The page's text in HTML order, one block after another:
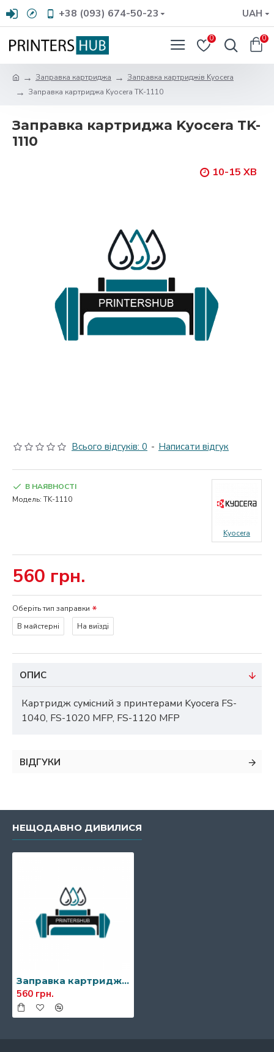
+38 (093) 674-50-23 UAH
0 0
Заправка картриджа
Заправка картриджів Kyocera
Заправка картриджа Kyocera TK-1110
Заправка картриджа Kyocera TK-
1110
10-15 ХВ
Всього відгуків: 0 - Написати відгук
560 грн.
В НАЯВНОСТІ
Модель: TK-1110
Kyocera
Оберіть тип заправки
В майстерні
На виїзді
ОПИС
Картридж сумісний з принтерами Kyocera FS-
1040, FS-1020 MFP, FS-1120 MFP
ВІДГУКИ
НЕЩОДАВНО ДИВИЛИСЯ
Заправка картриджа Kyocera TK-1110
560 грн.